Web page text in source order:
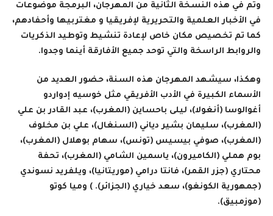
وتم في هذه النسخة الثانية من المهرجان، البرمجة موضوعات
في الأخبار العلمية والتحريرية لإفريقيا و مغتربيها وأحفادهم،
كما تم تخصيص مكان خاص لإعادة تنشيط وتوطيد الذكريات
والروابط الراسخة والتي توحد جميع الأفارقة أينما وجدوا.
وهكذا، سيشهد المهرجان هذه السنة، حضور العديد من
الأسماء الكبيرة في الأدب الأفريقي مثل خوسيه إدواردو
أغوالوسا (أنغولا)، ليلى باحساين (المغرب)، عبد القادر بن علي
(المغرب)، سليمان بشير دياني (السنغال)، علي بن مخلوف
(المغرب)، صوفي بيسيس (تونس)، سهام بوهلال (المغرب)،
بوم هملي (الكاميرون)، ياسمين الشامي (المغرب)، تحفة
محتاري (جزر القمر)، فانتا درامي (موريتانيا)، ويلفريد نسوندي
(جمهورية الكونغو)، سعد خياري (الجزائر). ) وميا كوتو
(موزمبيق).